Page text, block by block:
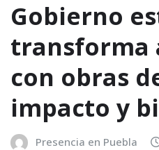
Gobierno
transforma
con obras
impacto y
Presencia en Puebla